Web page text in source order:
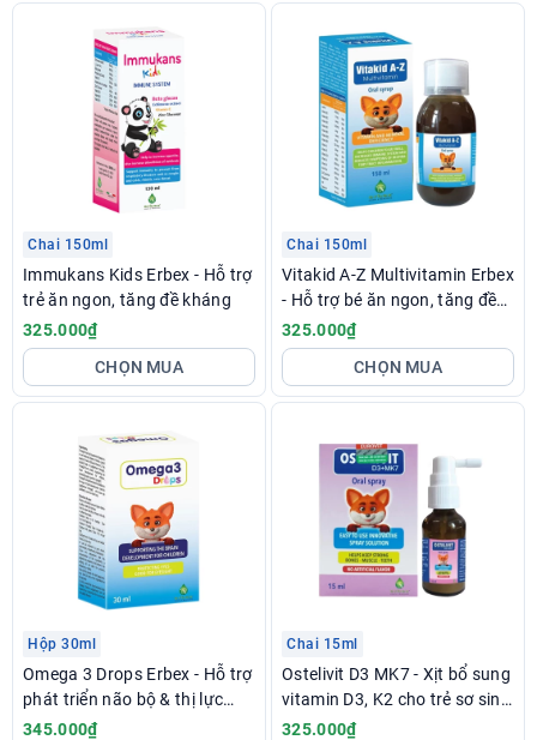
Chai 150ml
Immukans Kids Erbex - Hỗ trợ
trẻ ăn ngon, tăng đề kháng
325.000₫
CHỌN MUA
Chai 150ml
Vitakid A-Z Multivitamin Erbex
- Hỗ trợ bé ăn ngon, tăng đề
kháng
325.000₫
CHỌN MUA
Hộp 30ml
Omega 3 Drops Erbex - Hỗ trợ
phát triển não bộ & thị lực
cho trẻ
345.000₫
Chai 15ml
Ostelivit D3 MK7 - Xịt bổ sung
vitamin D3, K2 cho trẻ sơ sinh
& trẻ nhỏ
325.000₫